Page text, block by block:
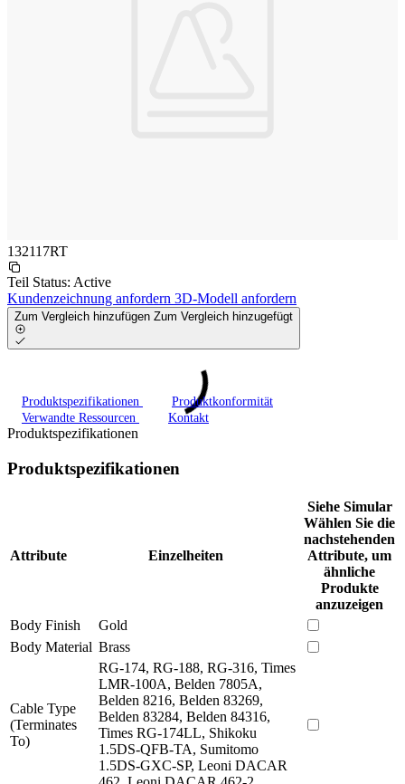
132117RT
Teil Status: Active
Kundenzeichnung anfordern 3D-Modell anfordern
Zum Vergleich hinzufügen Zum Vergleich hinzugefügt
Produktspezifikationen
Produktkonformität
Verwandte Ressourcen
Kontakt
Produktspezifikationen
Produktspezifikationen
Attribute Einzelheiten
Siehe Simular
Wählen Sie die
nachstehenden
Attribute, um
ähnliche
Produkte
anzuzeigen
Body Finish
Gold
Body Material Brass
Cable Type
(Terminates
To)
RG-174, RG-188, RG-316, Times
LMR-100A, Belden 7805A,
Belden 8216, Belden 83269,
Belden 83284, Belden 84316,
Times RG-174LL, Shikoku
1.5DS-QFB-TA, Sumitomo
1.5DS-GXC-SP, Leoni DACAR